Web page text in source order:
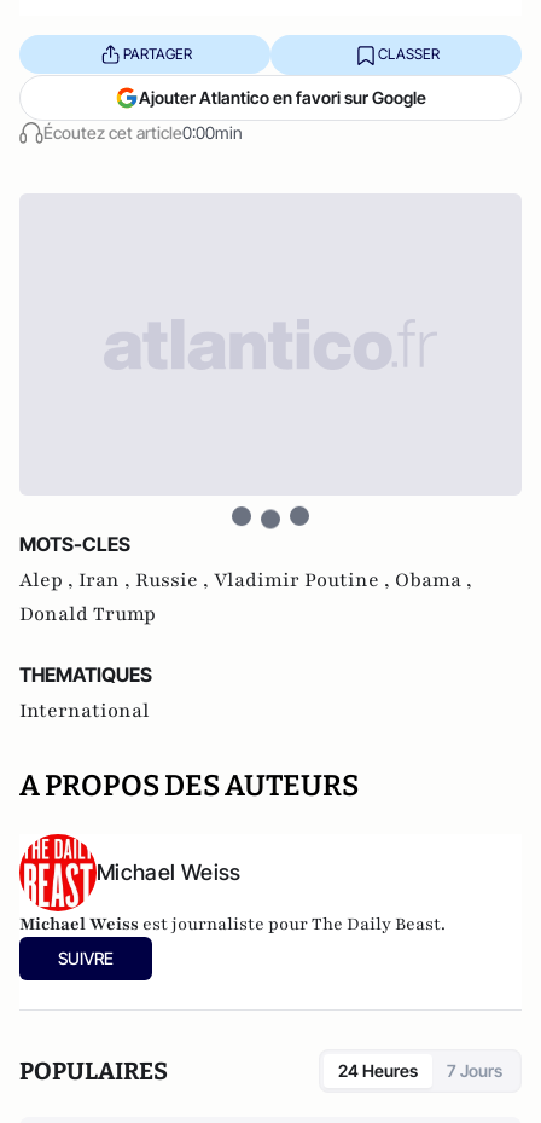
Écoutez cet article0:00min
PARTAGER CLASSER
Ajouter Atlantico en favori sur Google
MOTS-CLES
Alep , Iran , Russie , Vladimir Poutine , Obama ,
Donald Trump
THEMATIQUES
International
A PROPOS DES AUTEURS
Michael Weiss
Michael Weiss est journaliste pour The Daily Beast.
SUIVRE
POPULAIRES 24 Heures 7 Jours